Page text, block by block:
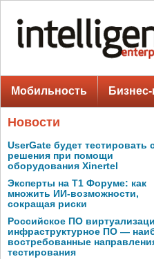
Мобильность
Новости
UserGate будет тестировать
решения при помощи
оборудования Xinertel
Эксперты на Т1 Форуме: как
множить ИИ-возможности,
сокращая риски
Российское ПО
инфраструктурное ПО —
востребованные
тестирования